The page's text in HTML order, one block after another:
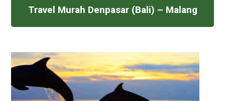
Travel Murah Denpasar (Bali) – Malang